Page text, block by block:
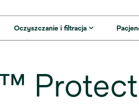
Oczyszczanie i filtracja